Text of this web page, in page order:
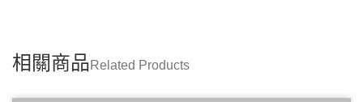
相關商品Related Products